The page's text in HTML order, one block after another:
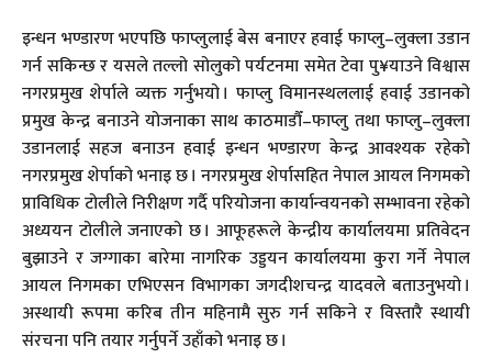
इन्धन भण्डारण भएपछि फाप्लुलाई बेस बनाएर हवाई फाप्लु–लुक्ला उडान
गर्न सकिन्छ र यसले तल्लो सोलुको पर्यटनमा समेत टेवा पु¥याउने विश्वास
नगरप्रमुख शेर्पाले व्यक्त गर्नुभयो । फाप्लु विमानस्थललाई हवाई उडानको
प्रमुख केन्द्र बनाउने योजनाका साथ काठमाडौँ–फाप्लु तथा फाप्लु–लुक्ला
उडानलाई सहज बनाउन हवाई इन्धन भण्डारण केन्द्र आवश्यक रहेको
नगरप्रमुख शेर्पाको भनाइ छ । नगरप्रमुख शेर्पासहित नेपाल आयल निगमको
प्राविधिक टोलीले निरीक्षण गर्दै परियोजना कार्यान्वयनको सम्भावना रहेको
अध्ययन टोलीले जनाएको छ । आफूहरूले केन्द्रीय कार्यालयमा प्रतिवेदन
बुझाउने र जग्गाका बारेमा नागरिक उड्डयन कार्यालयमा कुरा गर्ने नेपाल
आयल निगमका एभिएसन विभागका जगदीशचन्द्र यादवले बताउनुभयो ।
अस्थायी रूपमा करिब तीन महिनामै सुरु गर्न सकिने र विस्तारै स्थायी
संरचना पनि तयार गर्नुपर्ने उहाँको भनाइ छ ।